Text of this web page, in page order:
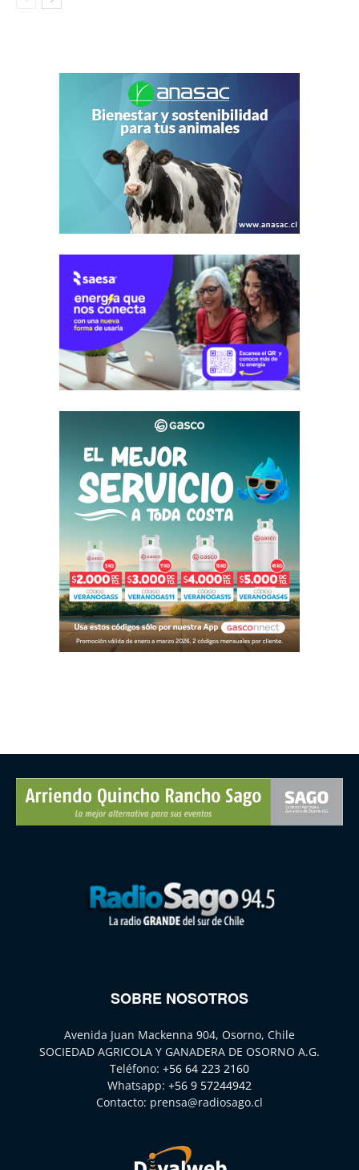
SOBRE NOSOTROS
Avenida Juan Mackenna 904, Osorno, Chile
SOCIEDAD AGRICOLA Y GANADERA DE OSORNO A.G.
Teléfono: +56 64 223 2160
Whatsapp: +56 9 57244942
Contacto: prensa@radiosago.cl